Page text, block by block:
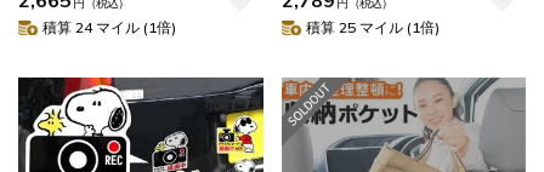
SKATER スケーター CUBC1 車
リー
積算 24 マイル (1倍)
い 積算 25 マイル (1倍)